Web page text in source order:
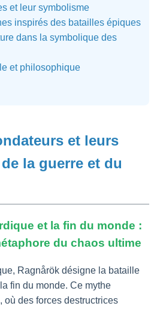
et leur symbolisme
inspirés des batailles épiques
dans la symbolique des
et philosophique
et leurs
la guerre et du
et la fin du monde :
du chaos ultime
Ragnårök désigne la bataille
fin du monde. Ce mythe
des forces destructrices